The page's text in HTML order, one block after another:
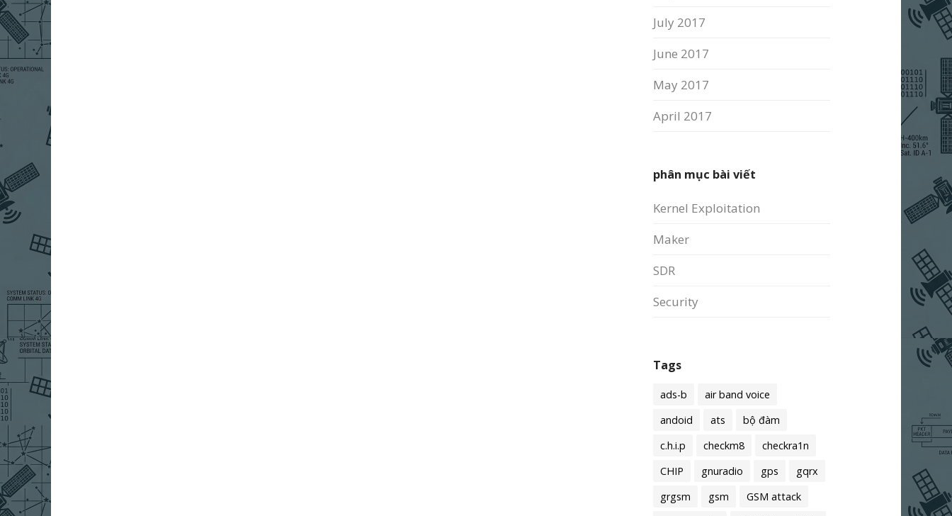
July 2017
June 2017
May 2017
April 2017
phân mục bài viết
Kernel Exploitation
Maker
SDR
Security
Tags
ads-b
air band voice
andoid
ats
bộ đàm
c.h.i.p
checkm8
checkra1n
CHIP
gnuradio gps
gqrx
grgsm
gsm
GSM attack